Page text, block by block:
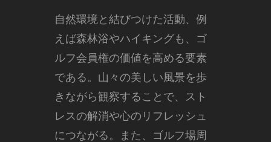
自然環境と結びつけた活動、例
えば森林浴やハイキングも、ゴ
ルフ会員権の価値を高める要素
である。山々の美しい風景を歩
きながら観察することで、スト
レスの解消や心のリフレッシュ
につながる。また、ゴルフ場周